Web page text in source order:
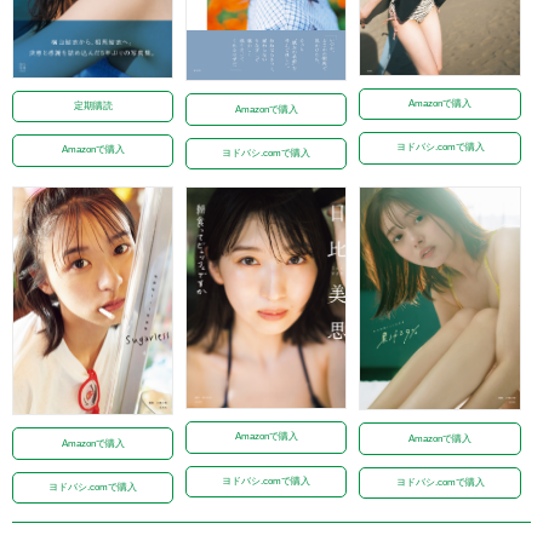
定期購読
Amazonで購入
Amazonで購入
ヨドバシ.comで購入
Amazonで購入
ヨドバシ.comで購入
Amazonで購入
ヨドバシ.comで購入
Amazonで購入
ヨドバシ.comで購入
Amazonで購入
ヨドバシ.comで購入